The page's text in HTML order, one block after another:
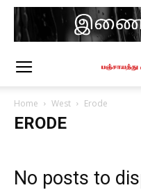
Home West Erode
ERODE
No posts to